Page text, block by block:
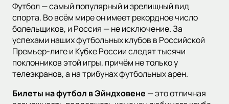
Футбол — самый популярный и зрелищный вид
спорта. Во всём мире он имеет рекордное число
болельщиков, и Россия — не исключение. За
успехами наших футбольных клубов в Российской
Премьер-лиге и Кубке России следят тысячи
поклонников этой игры, причём не только у
телеэкранов, а на трибунах футбольных арен.
Билеты на футбол в Эйндховене — это отличная